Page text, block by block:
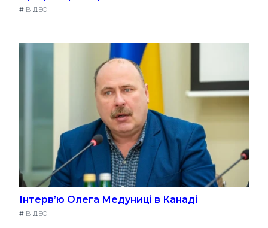
# ВІДЕО
Інтерв’ю Олега Медуниці в Канаді
# ВІДЕО